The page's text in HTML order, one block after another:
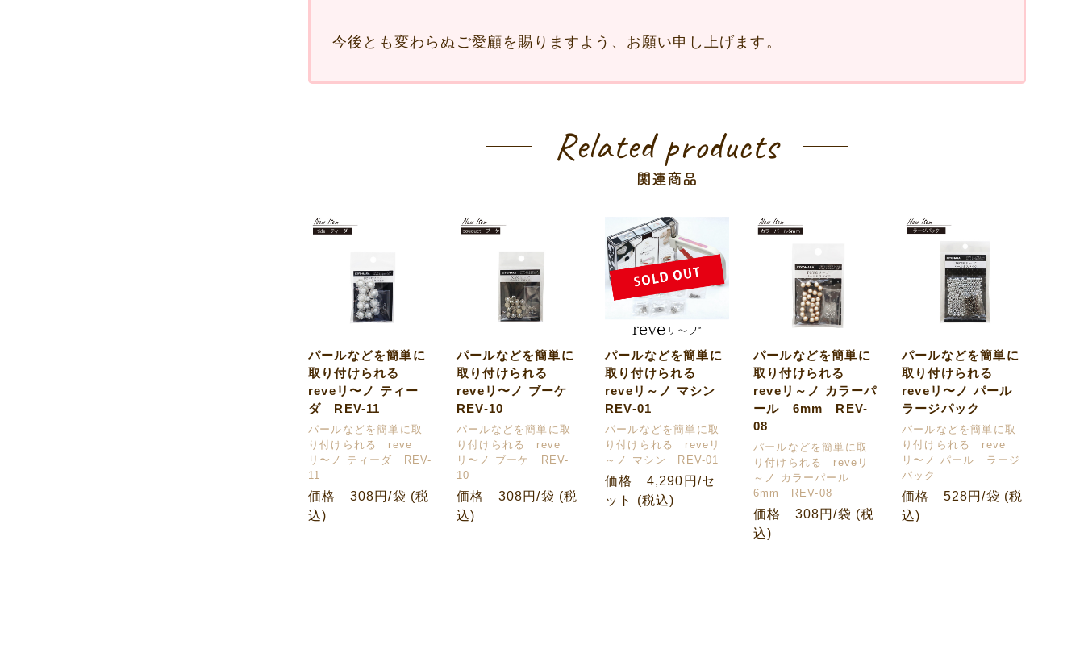
今後とも変わらぬご愛顧を賜りますよう、お願い申し上げます。
Related products
関連商品
パールなどを簡単に
取り付けられる
reveリ〜ノ ティー
ダ REV-11
パールなどを簡単に取
り付けられる reve
リ〜ノ ティーダ REV-
11
価格 308円/袋 (税
込)
パールなどを簡単に
取り付けられる
reveリ〜ノ ブーケ
REV-10
パールなどを簡単に取
り付けられる reve
リ〜ノ ブーケ REV-
10
価格 308円/袋 (税
込)
パールなどを簡単に
取り付けられる
reveリ～ノ マシン
REV-01
パールなどを簡単に取
り付けられる reveリ
～ノ マシン REV-01
価格 4,290円/セ
ット (税込)
パールなどを簡単に
取り付けられる
reveリ～ノ カラーパ
ール 6mm REV-
08
パールなどを簡単に取
り付けられる reveリ
～ノ カラーパール
6mm REV-08
価格 308円/袋 (税
込)
パールなどを簡単に
取り付けられる
reveリ〜ノ パール
ラージパック
パールなどを簡単に取
り付けられる reve
リ〜ノ パール ラージ
パック
価格 528円/袋 (税
込)